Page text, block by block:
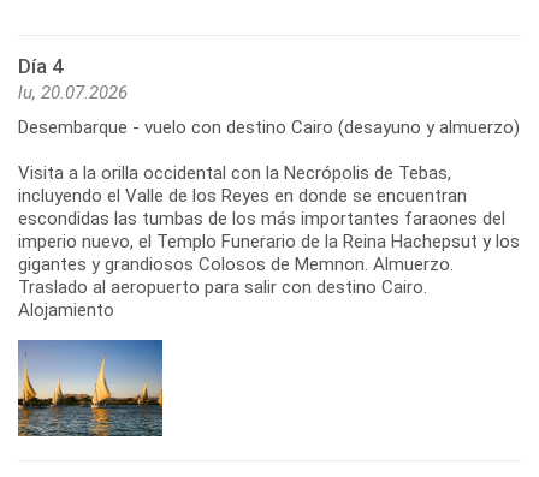
Día 4
lu, 20.07.2026
Desembarque - vuelo con destino Cairo (desayuno y almuerzo)
Visita a la orilla occidental con la Necrópolis de Tebas,
incluyendo el Valle de los Reyes en donde se encuentran
escondidas las tumbas de los más importantes faraones del
imperio nuevo, el Templo Funerario de la Reina Hachepsut y los
gigantes y grandiosos Colosos de Memnon. Almuerzo.
Traslado al aeropuerto para salir con destino Cairo.
Alojamiento